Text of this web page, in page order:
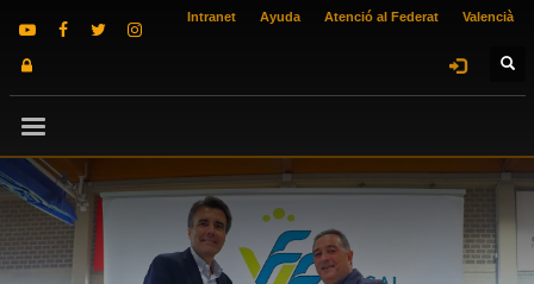
Intranet Ayuda Atenció al Federat Valencià